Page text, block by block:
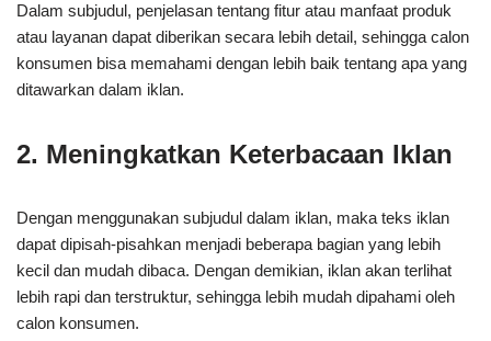
Dalam subjudul, penjelasan tentang fitur atau manfaat produk
atau layanan dapat diberikan secara lebih detail, sehingga calon
konsumen bisa memahami dengan lebih baik tentang apa yang
ditawarkan dalam iklan.
2. Meningkatkan Keterbacaan Iklan
Dengan menggunakan subjudul dalam iklan, maka teks iklan
dapat dipisah-pisahkan menjadi beberapa bagian yang lebih
kecil dan mudah dibaca. Dengan demikian, iklan akan terlihat
lebih rapi dan terstruktur, sehingga lebih mudah dipahami oleh
calon konsumen.